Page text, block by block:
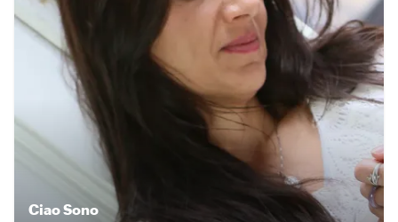
CiaoSono